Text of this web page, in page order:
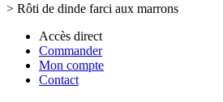
> Rôti de dinde farci aux marrons
Accès direct
Commander
Mon compte
Contact